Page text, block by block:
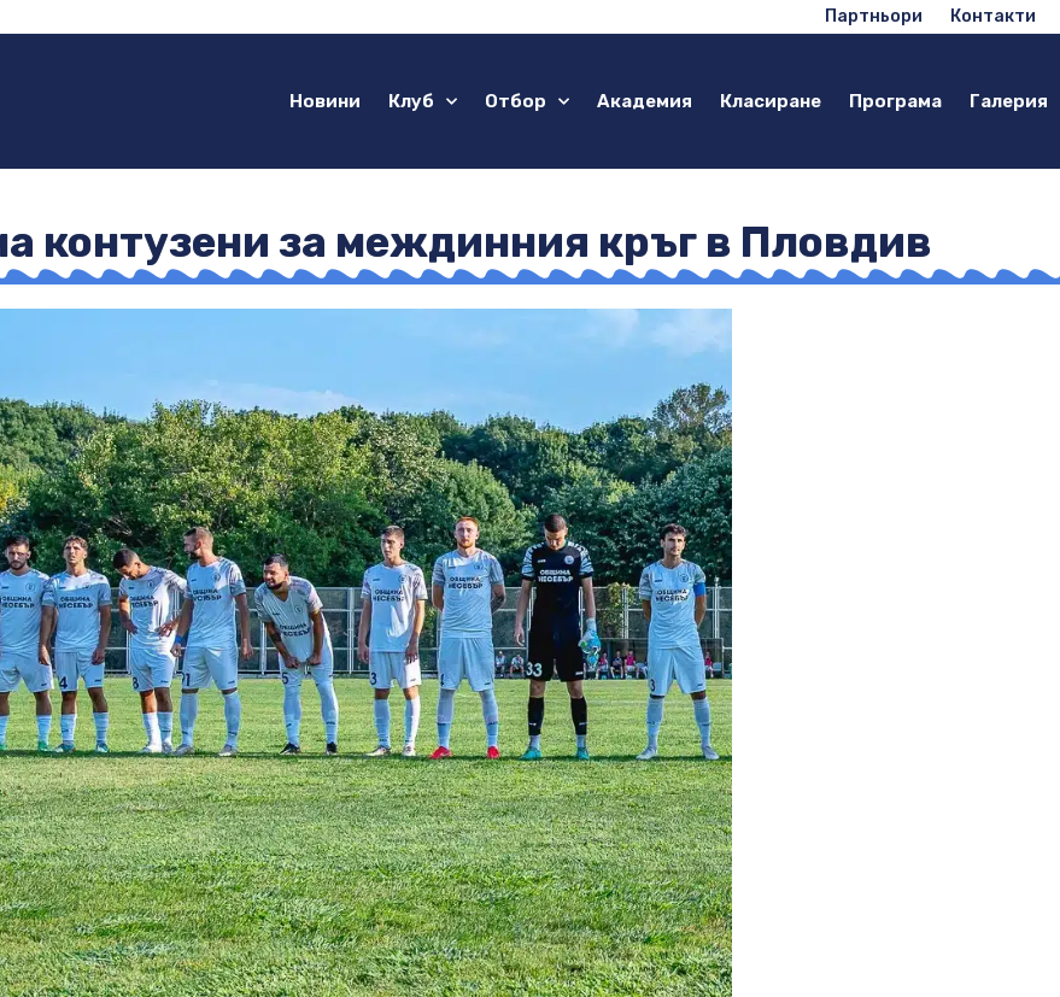
Партньори Контакти
Новини Клуб Отбор Академия Класиране Програма Галерия
контузени за междинния кръг в Пловдив